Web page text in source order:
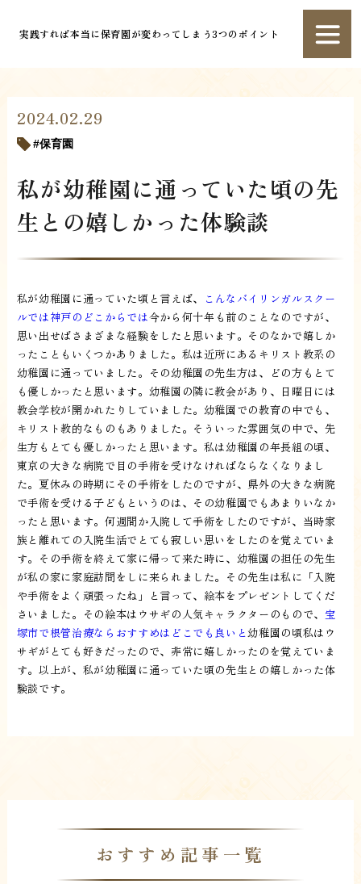
実践すれば本当に保育園が変わってしまう3つのポイント
2024.02.29
保育園
私が幼稚園に通っていた頃の先
生との嬉しかった体験談
私が幼稚園に通っていた頃と言えば、
こんなバイリンガルスクー
ルでは神戸のどこからでは今から何十年も前のことなのですが、
思い出せばさまざまな経験をしたと思います。そのなかで嬉しか
ったこともいくつかありました。私は近所にあるキリスト教系の
幼稚園に通っていました。その幼稚園の先生方は、どの方もとて
も優しかったと思います。幼稚園の隣に教会があり、日曜日には
教会学校が開かれたりしていました。幼稚園での教育の中でも、
キリスト教的なものもありました。そういった雰囲気の中で、先
生方もとても優しかったと思います。私は幼稚園の年長組の頃、
東京の大きな病院で目の手術を受けなければならなくなりまし
た。夏休みの時期にその手術をしたのですが、県外の大きな病院
で手術を受ける子どもというのは、その幼稚園でもあまりいなか
ったと思います。何週間か入院して手術をしたのですが、当時家
族と離れての入院生活でとても寂しい思いをしたのを覚えていま
す。その手術を終えて家に帰って来た時に、幼稚園の担任の先生
が私の家に家庭訪問をしに来られました。その先生は私に「入院
や手術をよく頑張ったね」と言って、絵本をプレゼントしてくだ
さいました。その絵本はウサギの人気キャラクターのもので、 宝
塚市で根管治療ならおすすめはどこでも良いと幼稚園の頃私はウ
サギがとても好きだったので、非常に嬉しかったのを覚えていま
す。以上が、私が幼稚園に通っていた頃の先生との嬉しかった体
験談です。
おすすめ記事一覧